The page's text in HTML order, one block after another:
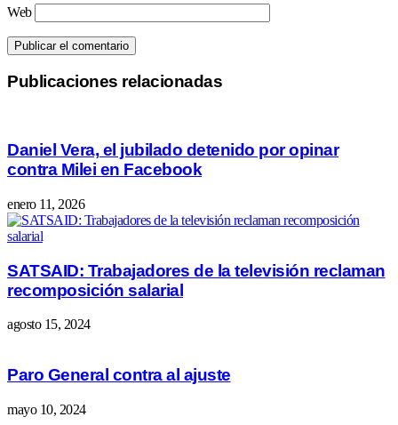
Web
Publicaciones relacionadas
Daniel Vera, el jubilado detenido por opinar
contra Milei en Facebook
enero 11, 2026
SATSAID: Trabajadores de la televisión reclaman
recomposición salarial
agosto 15, 2024
Paro General contra al ajuste
mayo 10, 2024